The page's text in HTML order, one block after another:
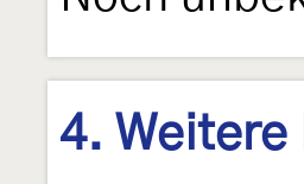
4. Weitere